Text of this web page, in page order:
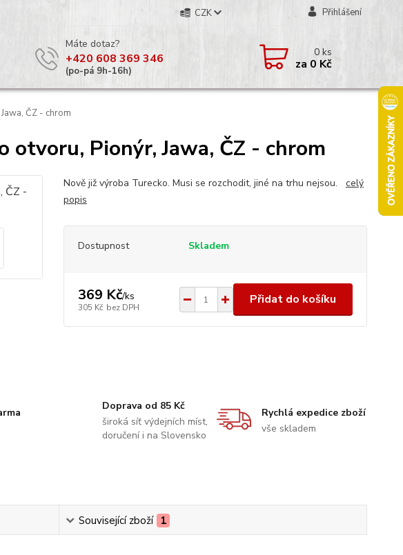
CZK Přihlášení
Máte dotaz?
+420 608 369 346
(po-pá 9h-16h)
0ks
za 0 Kč
ČZ - chrom
otvoru, Pionýr, Jawa, ČZ - chrom
Nově již výroba Turecko. Musi se rozchodit, jiné na trhu nejsou. celý
popis
Dostupnost Skladem
369 Kč/ks
305 Kč bez DPH
Přidat do košíku
Doprava od 85 Kč
široká síť výdejních míst,
doručení i na Slovensko
Rychlá expedice zboží
vše skladem
Související zboží 1